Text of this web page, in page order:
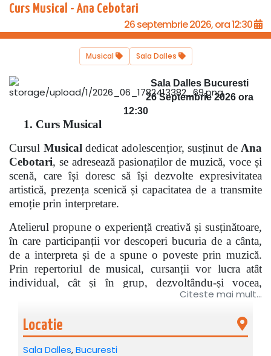
Curs Musical - Ana Cebotari
26 septembrie 2026, ora 12:30
Musical Sala Dalles
Sala Dalles Bucuresti
26 Septembrie 2026 ora
12:30
1. Curs Musical
Cursul Musical dedicat adolescențior, susținut de Ana
Cebotari, se adresează pasionaților de muzică, voce și
scenă, care își doresc să își dezvolte expresivitatea
artistică, prezența scenică și capacitatea de a transmite
emoție prin interpretare.
Atelierul propune o experiență creativă și susținătoare,
în care participanții vor descoperi bucuria de a cânta,
de a interpreta și de a spune o poveste prin muzică.
Prin repertoriul de musical, cursanții vor lucra atât
individual, cât și în grup, dezvoltându-și vocea,
încrederea și capacitatea de a se exprima autentic în
Cursul urmărește dezvoltarea participanților prin:
Citeste mai mult...
Locatie
Sala Dalles,Bucuresti